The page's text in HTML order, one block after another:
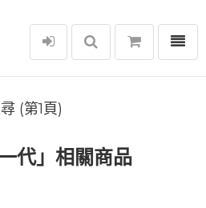
選單
(第1頁)
代」相關商品